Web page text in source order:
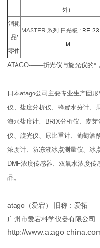
外）
消耗
品/
零件
MASTER 系列 日光板 : RE-
M
ATAGO-——折光仪与旋光仪的*
日本atago公司主要专业生产固
仪、盐度分析仪、蜂蜜水分计、
海水盐度计、BRIX分析仪、麦
仪、旋光仪、尿比重计、葡萄酒
浓度计、防冻液冰点测量仪、冰
DMF浓度传感器、双氧水浓度
品。
atago（爱宕） 旧称：爱拓
广州市爱宕科学仪器有限公司
http://www.atago-